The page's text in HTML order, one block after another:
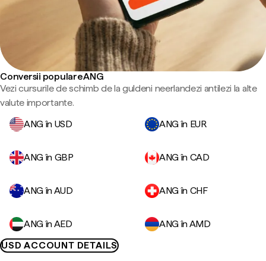
Conversii populare ANG
Vezi cursurile de schimb de la guldeni neerlandezi antilezi la alte
valute importante.
ANG în USD
ANG în EUR
ANG în GBP ANG în CAD
ANG în AUD ANG în CHF
ANG în AED
ANG în AMD
USD ACCOUNT DETAILS